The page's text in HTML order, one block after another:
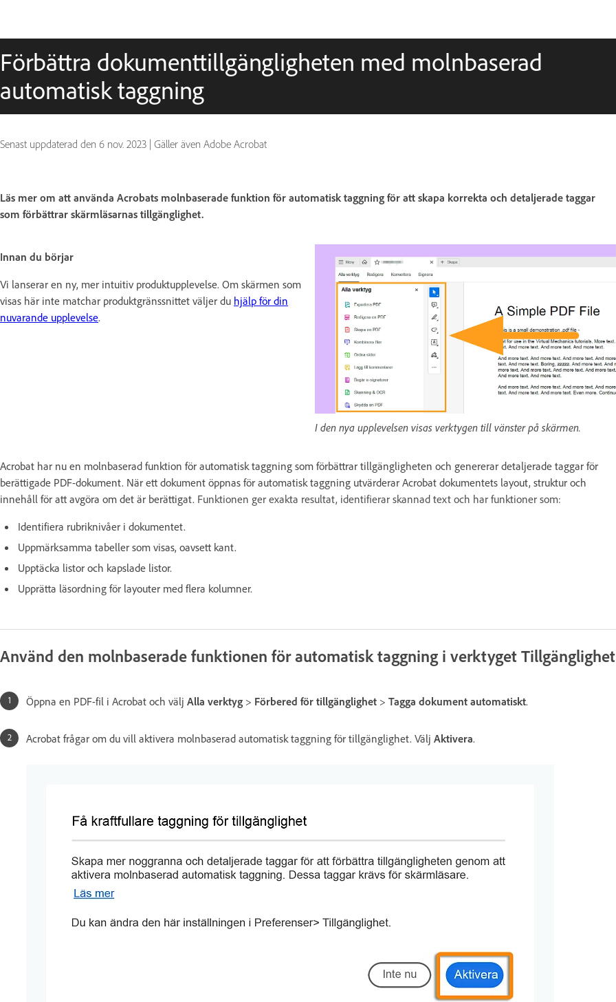
Förbättra dokumenttillgängligheten med molnbaserad
automatisk taggning
Senast uppdaterad den 6 nov. 2023 | Gäller även Adobe Acrobat
Läs mer om att använda Acrobats molnbaserade funktion för automatisk taggning för att skapa korrekta och detaljerade taggar
som förbättrar skärmläsarnas tillgänglighet.
Innan du börjar
Vi lanserar en ny, mer intuitiv produktupplevelse. Om skärmen som
visas här inte matchar produktgränssnittet väljer du hjälp för din
nuvarande upplevelse.
I den nya upplevelsen visas verktygen till vänster på skärmen.
Acrobat har nu en molnbaserad funktion för automatisk taggning som förbättrar tillgängligheten och genererar detaljerade taggar för
berättigade PDF-dokument. När ett dokument öppnas för automatisk taggning utvärderar Acrobat dokumentets layout, struktur och
innehåll för att avgöra om det är berättigat. Funktionen ger exakta resultat, identifierar skannad text och har funktioner som:
Identifiera rubriknivåer i dokumentet.
Uppmärksamma tabeller som visas, oavsett kant.
Upptäcka listor och kapslade listor.
Upprätta läsordning för layouter med flera kolumner.
Använd den molnbaserade funktionen för automatisk taggning i verktyget Tillgänglighet
Öppna en PDF-fil i Acrobat och välj Alla verktyg > Förbered för tillgänglighet > Tagga dokument automatiskt.
Acrobat frågar om du vill aktivera molnbaserad automatisk taggning för tillgänglighet. Välj Aktivera.